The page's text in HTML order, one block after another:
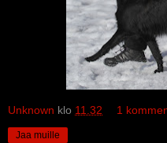
Unknown klo 11.32 1
Jaa muille